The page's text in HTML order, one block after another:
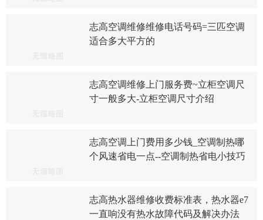
志高空调维修维修电话号码=三匹空调
适合多大平方的
志高空调维修上门服务费~立柜空调尺
寸一般多大-立柜空调尺寸介绍
志高空调上门费用多少钱_空调制热哪
个风速省电一点--空调制热省电小技巧
志高热水器维修收费标准表，热水器e7
一直响没有热水故障代码及解决办法